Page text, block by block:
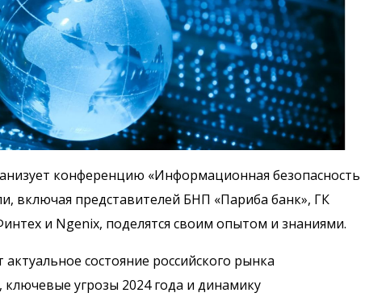
конференцию «Информационная безопасность
включая представителей БНП «Париба банк», ГК
и Ngenix, поделятся своим опытом и знаниями.
состояние российского рынка
угрозы 2024 года и динамику